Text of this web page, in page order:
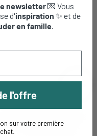
-20%
newsletter💌 Vous
d'inspiration ✨ et de
en famille
l'offre
sur votre première